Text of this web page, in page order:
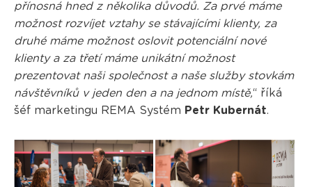
přínosná hned z několika důvodů. Za prvé máme
možnost rozvíjet vztahy se stávajícími klienty, za
druhé máme možnost oslovit potenciální nové
klienty a za třetí máme unikátní možnost
prezentovat naši společnost a naše služby stovkám
návštěvníků v jeden den a na jednom místě,“ říká
šéf marketingu REMA Systém Petr Kubernát.